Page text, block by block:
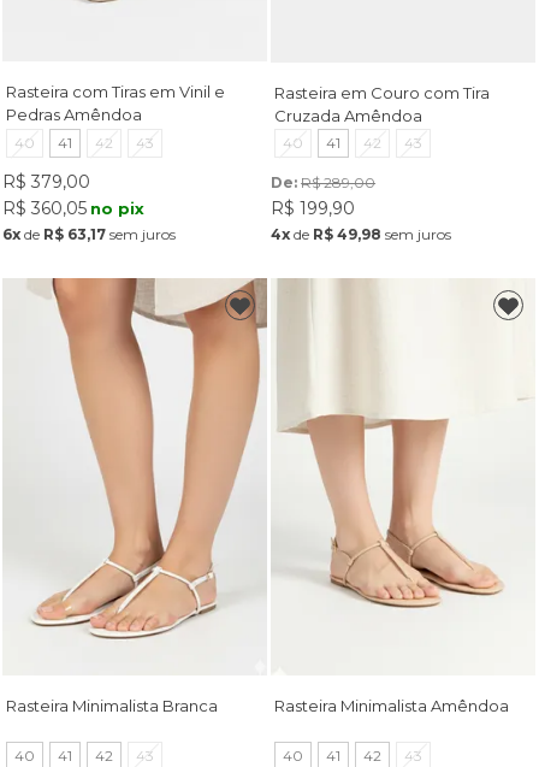
Rasteira com Tiras em Vinil e
Pedras Amêndoa
40 41 42 43
R$ 379,00
R$ 360,05 no pix
6xde R$ 63,17sem juros
Rasteira em Couro com Tira
Cruzada Amêndoa
40 41 42 43
De: R$ 289,00
R$ 199,90
4x de R$ 49,98 sem juros
Rasteira Minimalista Branca
40 41 42 43
Rasteira Minimalista Amêndoa
40 41 42 43